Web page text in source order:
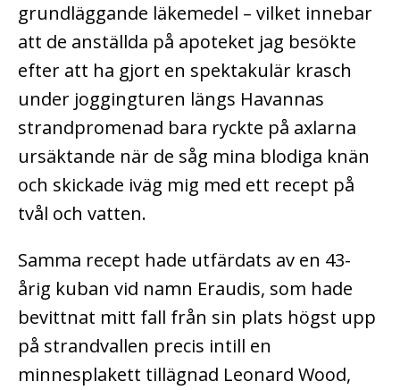
grundläggande läkemedel – vilket innebar
att de anställda på apoteket jag besökte
efter att ha gjort en spektakulär krasch
under joggingturen längs Havannas
strandpromenad bara ryckte på axlarna
ursäktande när de såg mina blodiga knän
och skickade iväg mig med ett recept på
tvål och vatten.
Samma recept hade utfärdats av en 43-
årig kuban vid namn Eraudis, som hade
bevittnat mitt fall från sin plats högst upp
på strandvallen precis intill en
minnesplakett tillägnad Leonard Wood,